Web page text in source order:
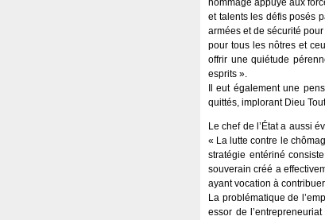
hommage appuyé aux
et talents les défis posés
armées et de sécurité
pour tous les nôtres et
offrir une quiétude
esprits ».
Il eut également une
quittés, implorant Dieu
Le chef de l’État a aussi
« La lutte contre le
stratégie entériné
souverain créé a
ayant vocation à
La problématique de
essor de